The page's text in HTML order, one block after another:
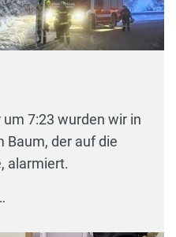
7:23 wurden wir in
Baum, der auf die
alarmiert.